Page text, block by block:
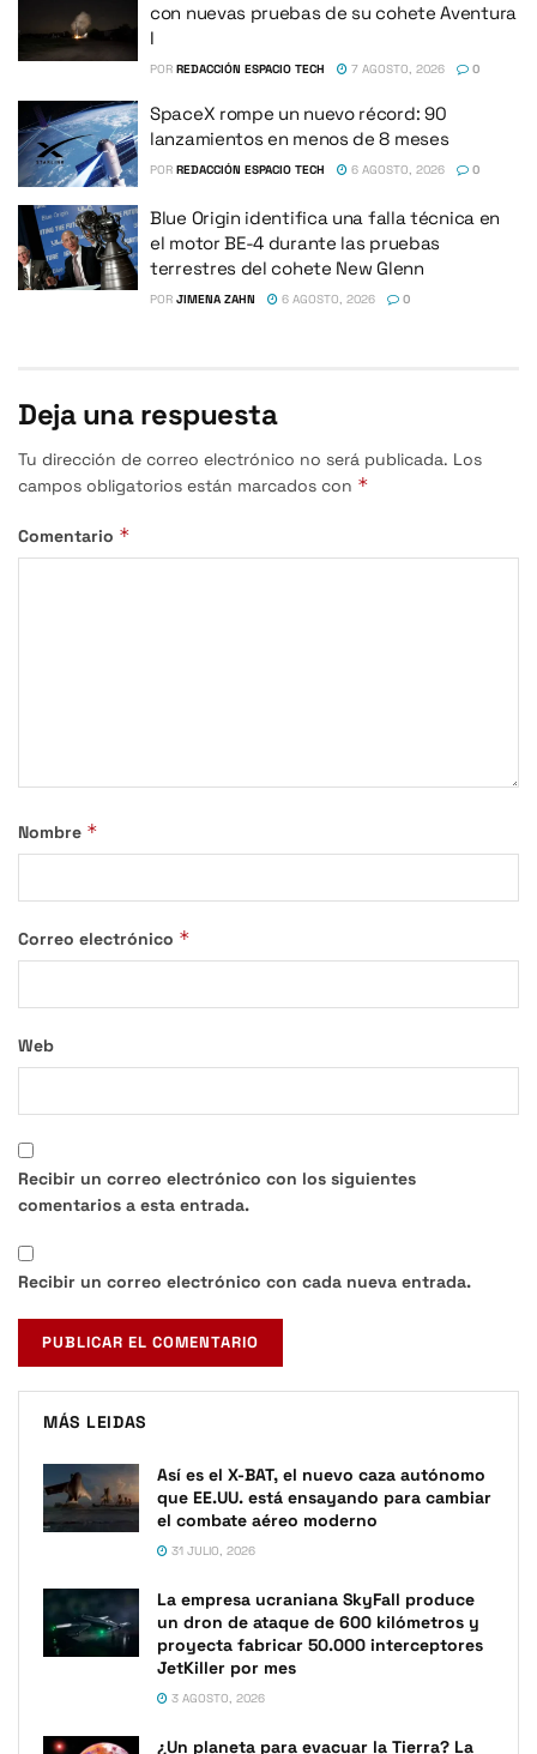
con nuevas pruebas de su cohete Aventura
I
POR REDACCIÓN ESPACIO TECH 7 AGOSTO, 2026 0
SpaceX rompe un nuevo récord: 90
lanzamientos en menos de 8 meses
POR REDACCIÓN ESPACIO TECH 6 AGOSTO, 2026 0
Blue Origin identifica una falla técnica en
el motor BE-4 durante las pruebas
terrestres del cohete New Glenn
POR JIMENA ZAHN 6 AGOSTO, 2026 0
Deja una respuesta
Tu dirección de correo electrónico no será publicada. Los
campos obligatorios están marcados con *
Comentario *
Nombre *
Correo electrónico *
Web
Recibir un correo electrónico con los siguientes
comentarios a esta entrada.
Recibir un correo electrónico con cada nueva entrada.
MÁS LEIDAS
Así es el X-BAT, el nuevo caza autónomo
que EE.UU. está ensayando para cambiar
el combate aéreo moderno
31 JULIO, 2026
La empresa ucraniana SkyFall produce
un dron de ataque de 600 kilómetros y
proyecta fabricar 50.000 interceptores
JetKiller por mes
3 AGOSTO, 2026
¿Un planeta para evacuar la Tierra? La